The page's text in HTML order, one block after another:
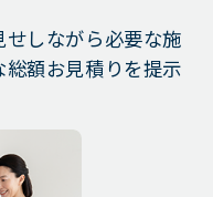
しながら必要な施
額お見積りを提示